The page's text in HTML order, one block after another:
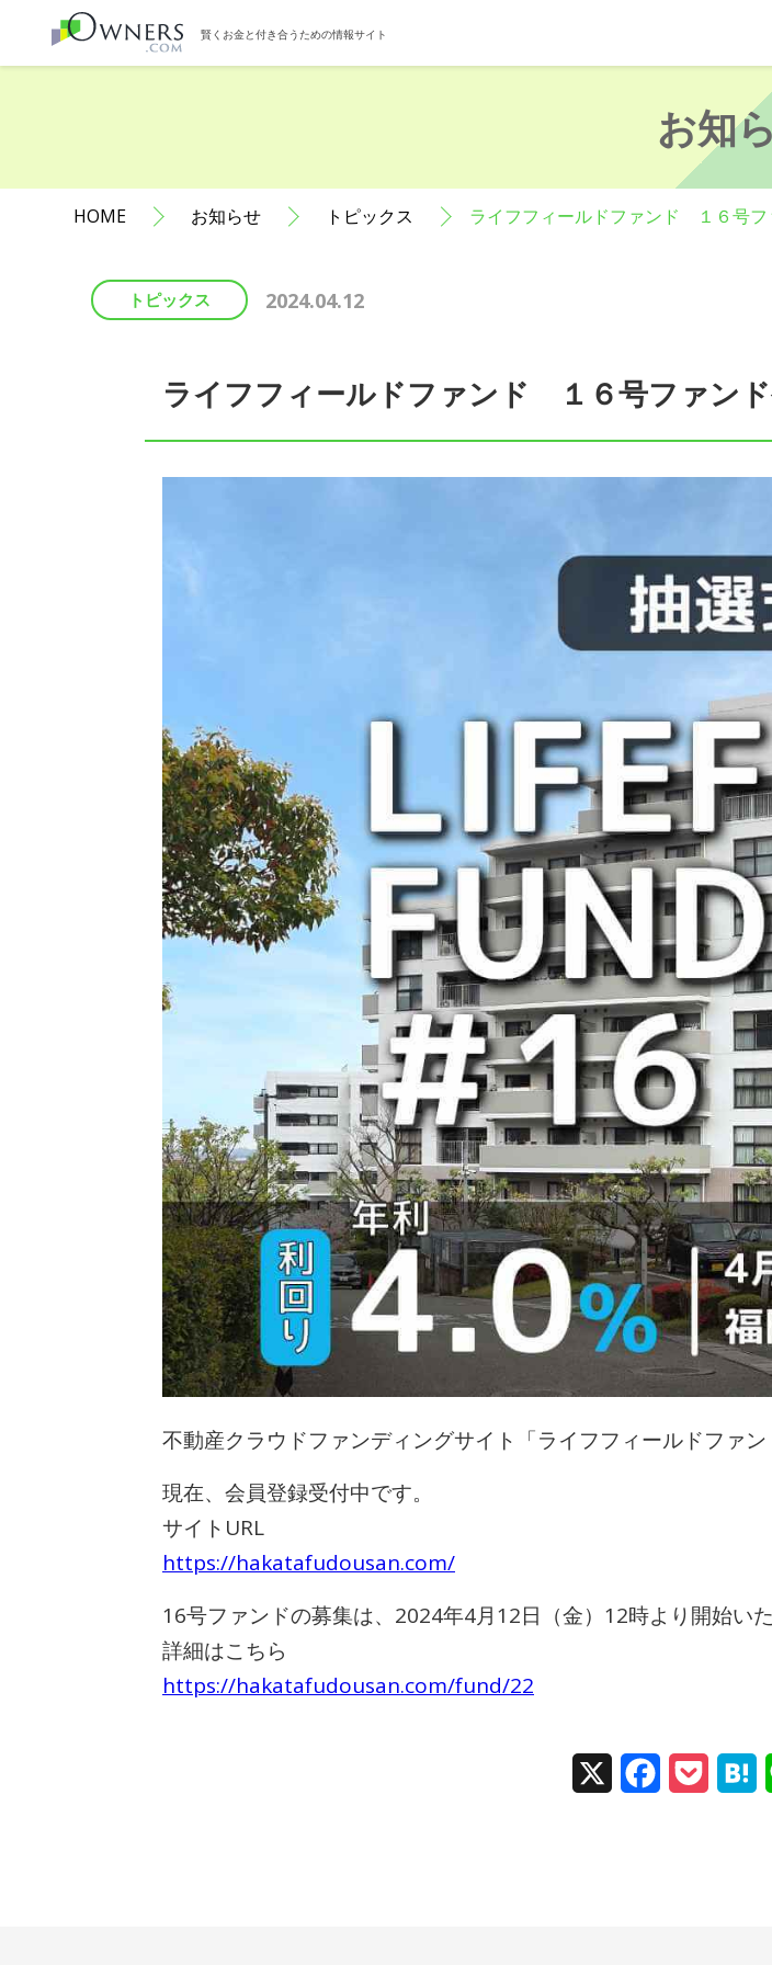
賢くお金と付き合うための情報サイト
お知
HOME お知らせ トピックス ライフフィールドファンド １６号フ
トピックス 2024.04.12
ライフフィールドファンド １６号ファン
不動産クラウドファンディングサイト「ライフフィールドファ
現在、会員登録受付中です。
サイトURL
https://hakatafudousan.com/
16号ファンドの募集は、2024年4月12日（金）12時より開始いた
詳細はこちら
https://hakatafudousan.com/fund/22
Facebook
Pocket